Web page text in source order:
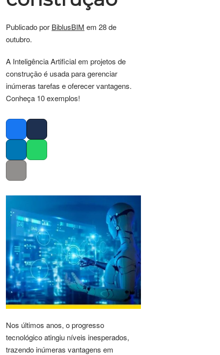
Publicado por BiblusBIM em 28 de
outubro.
A Inteligência Artificial em projetos de
construção é usada para gerenciar
inúmeras tarefas e oferecer vantagens.
Conheça 10 exemplos!
Facebook
Twitter
LinkedInWhatsapp
Copy link
Nos últimos anos, o progresso
tecnológico atingiu níveis inesperados,
trazendo inúmeras vantagens em